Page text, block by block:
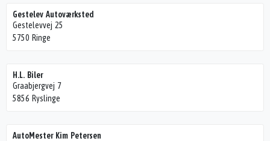
Gestelev Autoværksted
Gestelevvej 25
5750 Ringe
H.L. Biler
Graabjergvej 7
5856 Ryslinge
AutoMester Kim Petersen